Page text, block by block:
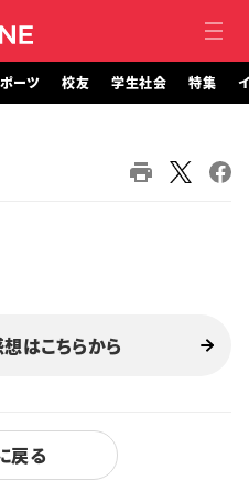
ーツ 校友 学生社会 特集
想はこちらから
戻る